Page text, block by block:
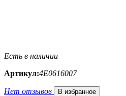
Есть в наличии
Артикул:4E0616007
Нет отзывов
В избранное